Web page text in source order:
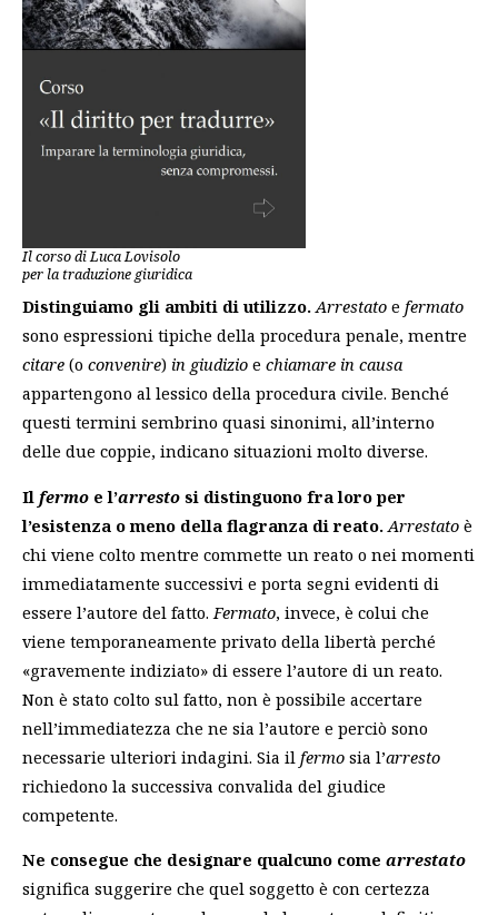
Il corso di Luca Lovisolo
per la traduzione giuridica
Distinguiamo gli ambiti di utilizzo. Arrestato e fermato
sono espressioni tipiche della procedura penale, mentre
citare (o convenire) in giudizio e chiamare in causa
appartengono al lessico della procedura civile. Benché
questi termini sembrino quasi sinonimi, all’interno
delle due coppie, indicano situazioni molto diverse.
Il fermo e l’arresto si distinguono fra loro per
l’esistenza o meno della flagranza di reato. Arrestato è
chi viene colto mentre commette un reato o nei momenti
immediatamente successivi e porta segni evidenti di
essere l’autore del fatto. Fermato, invece, è colui che
viene temporaneamente privato della libertà perché
«gravemente indiziato» di essere l’autore di un reato.
Non è stato colto sul fatto, non è possibile accertare
nell’immediatezza che ne sia l’autore e perciò sono
necessarie ulteriori indagini. Sia il fermo sia l’arresto
richiedono la successiva convalida del giudice
competente.
Ne consegue che designare qualcuno come arrestato
significa suggerire che quel soggetto è con certezza